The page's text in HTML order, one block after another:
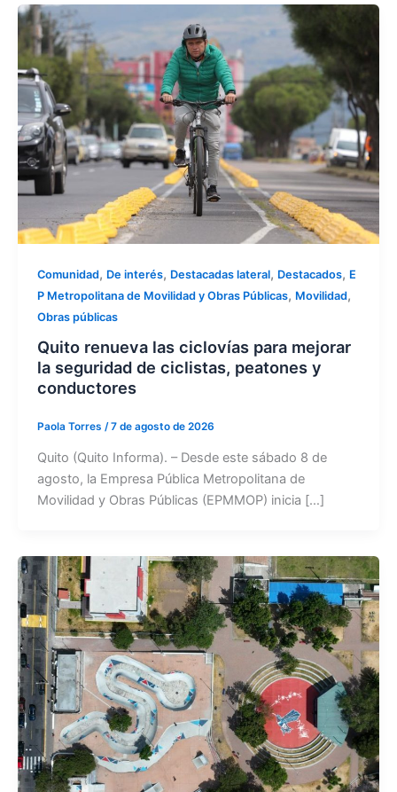
Comunidad, De interés, Destacadas lateral, Destacados, E
P Metropolitana de Movilidad y Obras Públicas, Movilidad,
Obras públicas
Quito renueva las ciclovías para mejorar
la seguridad de ciclistas, peatones y
conductores
Paola Torres /7 de agosto de 2026
Quito (Quito Informa). – Desde este sábado 8 de
agosto, la Empresa Pública Metropolitana de
Movilidad y Obras Públicas (EPMMOP) inicia […]